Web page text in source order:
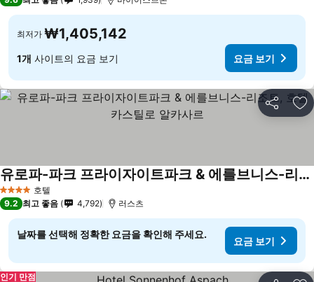
최저가 ₩1,405,142
1개 사이트의 요금 보기 요금 보기
공유 즐
4 성급 호텔
유로파-파크 프라이자이트파크 & 에를브니스-리조트, 호텔 카스틸로 알카사르
9.2 최고 좋음 4,792 러스츠
날짜를 선택해 정확한 요금을 확인해 주세요.
요금 보기
인기 만점